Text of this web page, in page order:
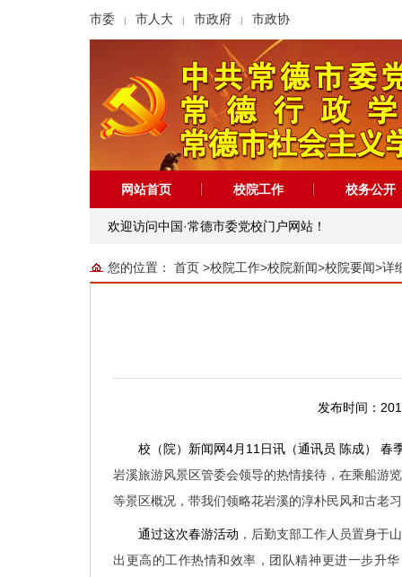
市委 | 市人大 | 市政府 | 市政协
网站首页 校院工作 校务公开
欢迎访问中国·常德市委党校门户网站！
您的位置： 首页 >校院工作>校院新闻>校院要闻>详
发布时间：
校（院）新闻网 4月 11 日讯（通讯员 陈成）
春
岩溪旅游风景区管委会领导的热情接待，在乘船游
等景区概况，带我们领略花岩溪的淳朴民风和古老
通过这次春游活动 ，后勤支部工作人员置身于
出更高的工作热情和效率，团队精神更进一步升